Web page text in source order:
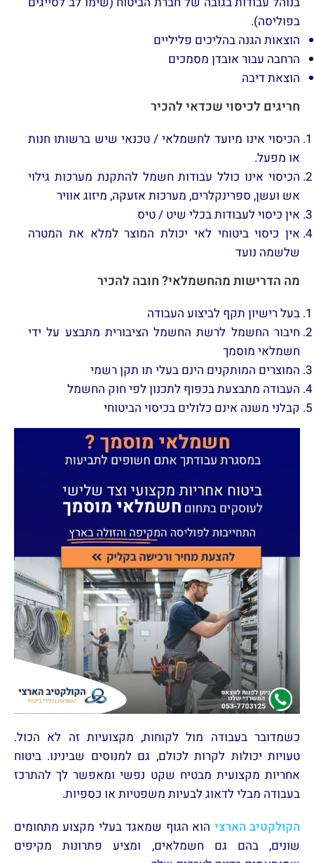
בפוליסה).
הוצאות הגנה בהליכים פליליים
הרחבה עבור אובדן מסמכים
הוצאת דיבה
חריגים לכיסוי שכדאי להכיר
הכיסוי אינו מיועד לחשמלאי / טכנאי שיש ברשותו חנות
או מפעל.
הכיסוי אינו כולל עבודות חשמל להתקנת מערכות גילוי
אש ועשן, ספרינקלרים, מערכות אזעקה, מיזוג אוויר
אין כיסוי לעבודות בכלי שיט / טיס
אין כיסוי ביטוחי לאי יכולת המוצר למלא את המטרה
שלשמה נועד
מה הדרישות מהחשמלאי? חובה להכיר
בעל רישיון תקף לביצוע העבודה
חיבור החשמל לרשת החשמל הציבורית מתבצע על ידי
חשמלאי מוסמך
המוצרים המותקנים הינם בעלי תו תקן רשמי
העבודה מתבצעת בכפוף לתכנון לפי חוק החשמל
קבלני משנה אינם כלולים בכיסוי הביטוחי
כשמדובר בעבודה מול לקוחות, מקצועיות זה לא הכול.
טעויות יכולות לקרות לכולם, גם למנוסים שבינינו. ביטוח
אחריות מקצועית מבטיח שקט נפשי ומאפשר לך להתרכז
בעבודה מבלי לדאוג לבעיות משפטיות או כספיות.
הקולקטיב הארצי הוא הגוף שמאגד בעלי מקצוע מתחומים
שונים, בהם גם חשמלאים, ומציע פתרונות מקיפים